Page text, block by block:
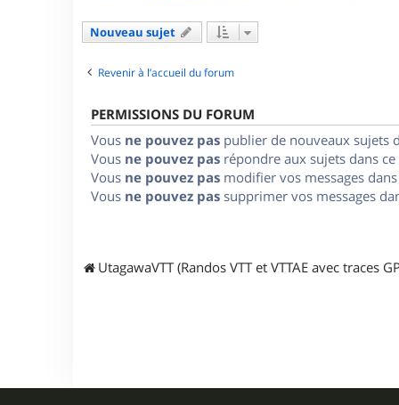
Nouveau sujet
Revenir à l’accueil du forum
PERMISSIONS DU FORUM
Vous ne pouvez pas publier de nouveaux sujets
Vous ne pouvez pas répondre aux sujets dans
Vous ne pouvez pas modifier vos messages
Vous ne pouvez pas supprimer vos messages
UtagawaVTT (Randos VTT et VTTAE avec traces